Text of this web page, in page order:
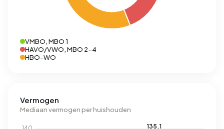
VMBO, MBO 1
HAVO/VWO, MBO 2-4
HBO-WO
Vermogen
Mediaan vermogen per huishouden